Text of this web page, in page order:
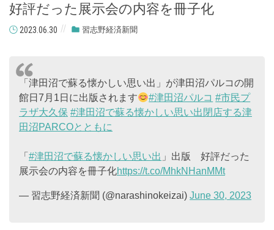
好評だった展示会の内容を冊子化
2023.06.30 習志野経済新聞
「津田沼で蘇る懐かしい思い出」が津田沼パルコの開
館日7月1日に出版されます
#津田沼パルコ #市民プ
ラザ大久保 #津田沼で蘇る懐かしい思い出閉店する津
田沼PARCOとともに
「 #津田沼で蘇る懐かしい思い出 」出版 好評だった
展示会の内容を冊子化https://t.co/MhkNHanMMt
— 習志野経済新聞 (@narashinokeizai) June 30, 2023